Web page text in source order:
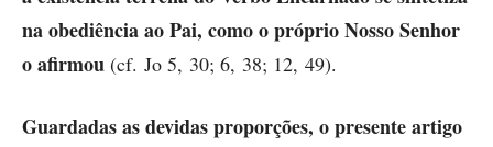
na obediência ao Pai, como o próprio Nosso Senhor
o afirmou (cf. Jo 5, 30; 6, 38; 12, 49).
Guardadas as devidas proporções, o presente artigo